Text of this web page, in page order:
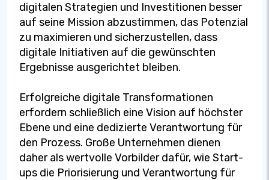
digitalen Strategien und Investitionen besser
auf seine Mission abzustimmen, das Potenzial
zu maximieren und sicherzustellen, dass
digitale Initiativen auf die gewünschten
Ergebnisse ausgerichtet bleiben.
Erfolgreiche digitale Transformationen
erfordern schließlich eine Vision auf höchster
Ebene und eine dedizierte Verantwortung für
den Prozess. Große Unternehmen dienen
daher als wertvolle Vorbilder dafür, wie Start-
ups die Priorisierung und Verantwortung für